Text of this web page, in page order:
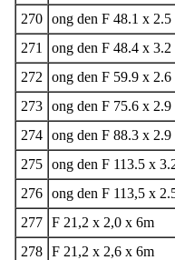
270 ong den F 48.1 x 2.5
271
ong den F 48.4 x 3.2
272
ong den F 59.9 x 2.6
273 ong den F 75.6 x 2.9
274 ong den F 88.3 x 2.9
275 ong den F 113.5 x
276 ong den F 113,5 x
277 F 21,2 x 2,0 x 6m
278 F 21,2 x 2,6 x 6m